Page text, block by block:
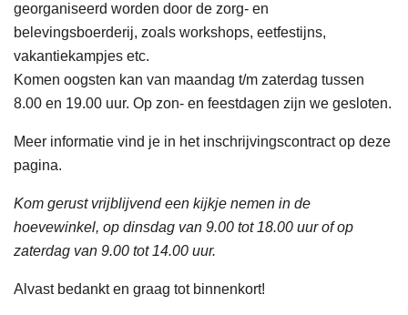
georganiseerd worden door de zorg- en
belevingsboerderij, zoals workshops, eetfestijns,
vakantiekampjes etc.
Komen oogsten kan van maandag t/m zaterdag tussen
8.00 en 19.00 uur. Op zon- en feestdagen zijn we gesloten.
Meer informatie vind je in het inschrijvingscontract op deze
pagina.
Kom gerust vrijblijvend een kijkje nemen in de
hoevewinkel, op dinsdag van 9.00 tot 18.00 uur of op
zaterdag van 9.00 tot 14.00 uur.
Alvast bedankt en graag tot binnenkort!